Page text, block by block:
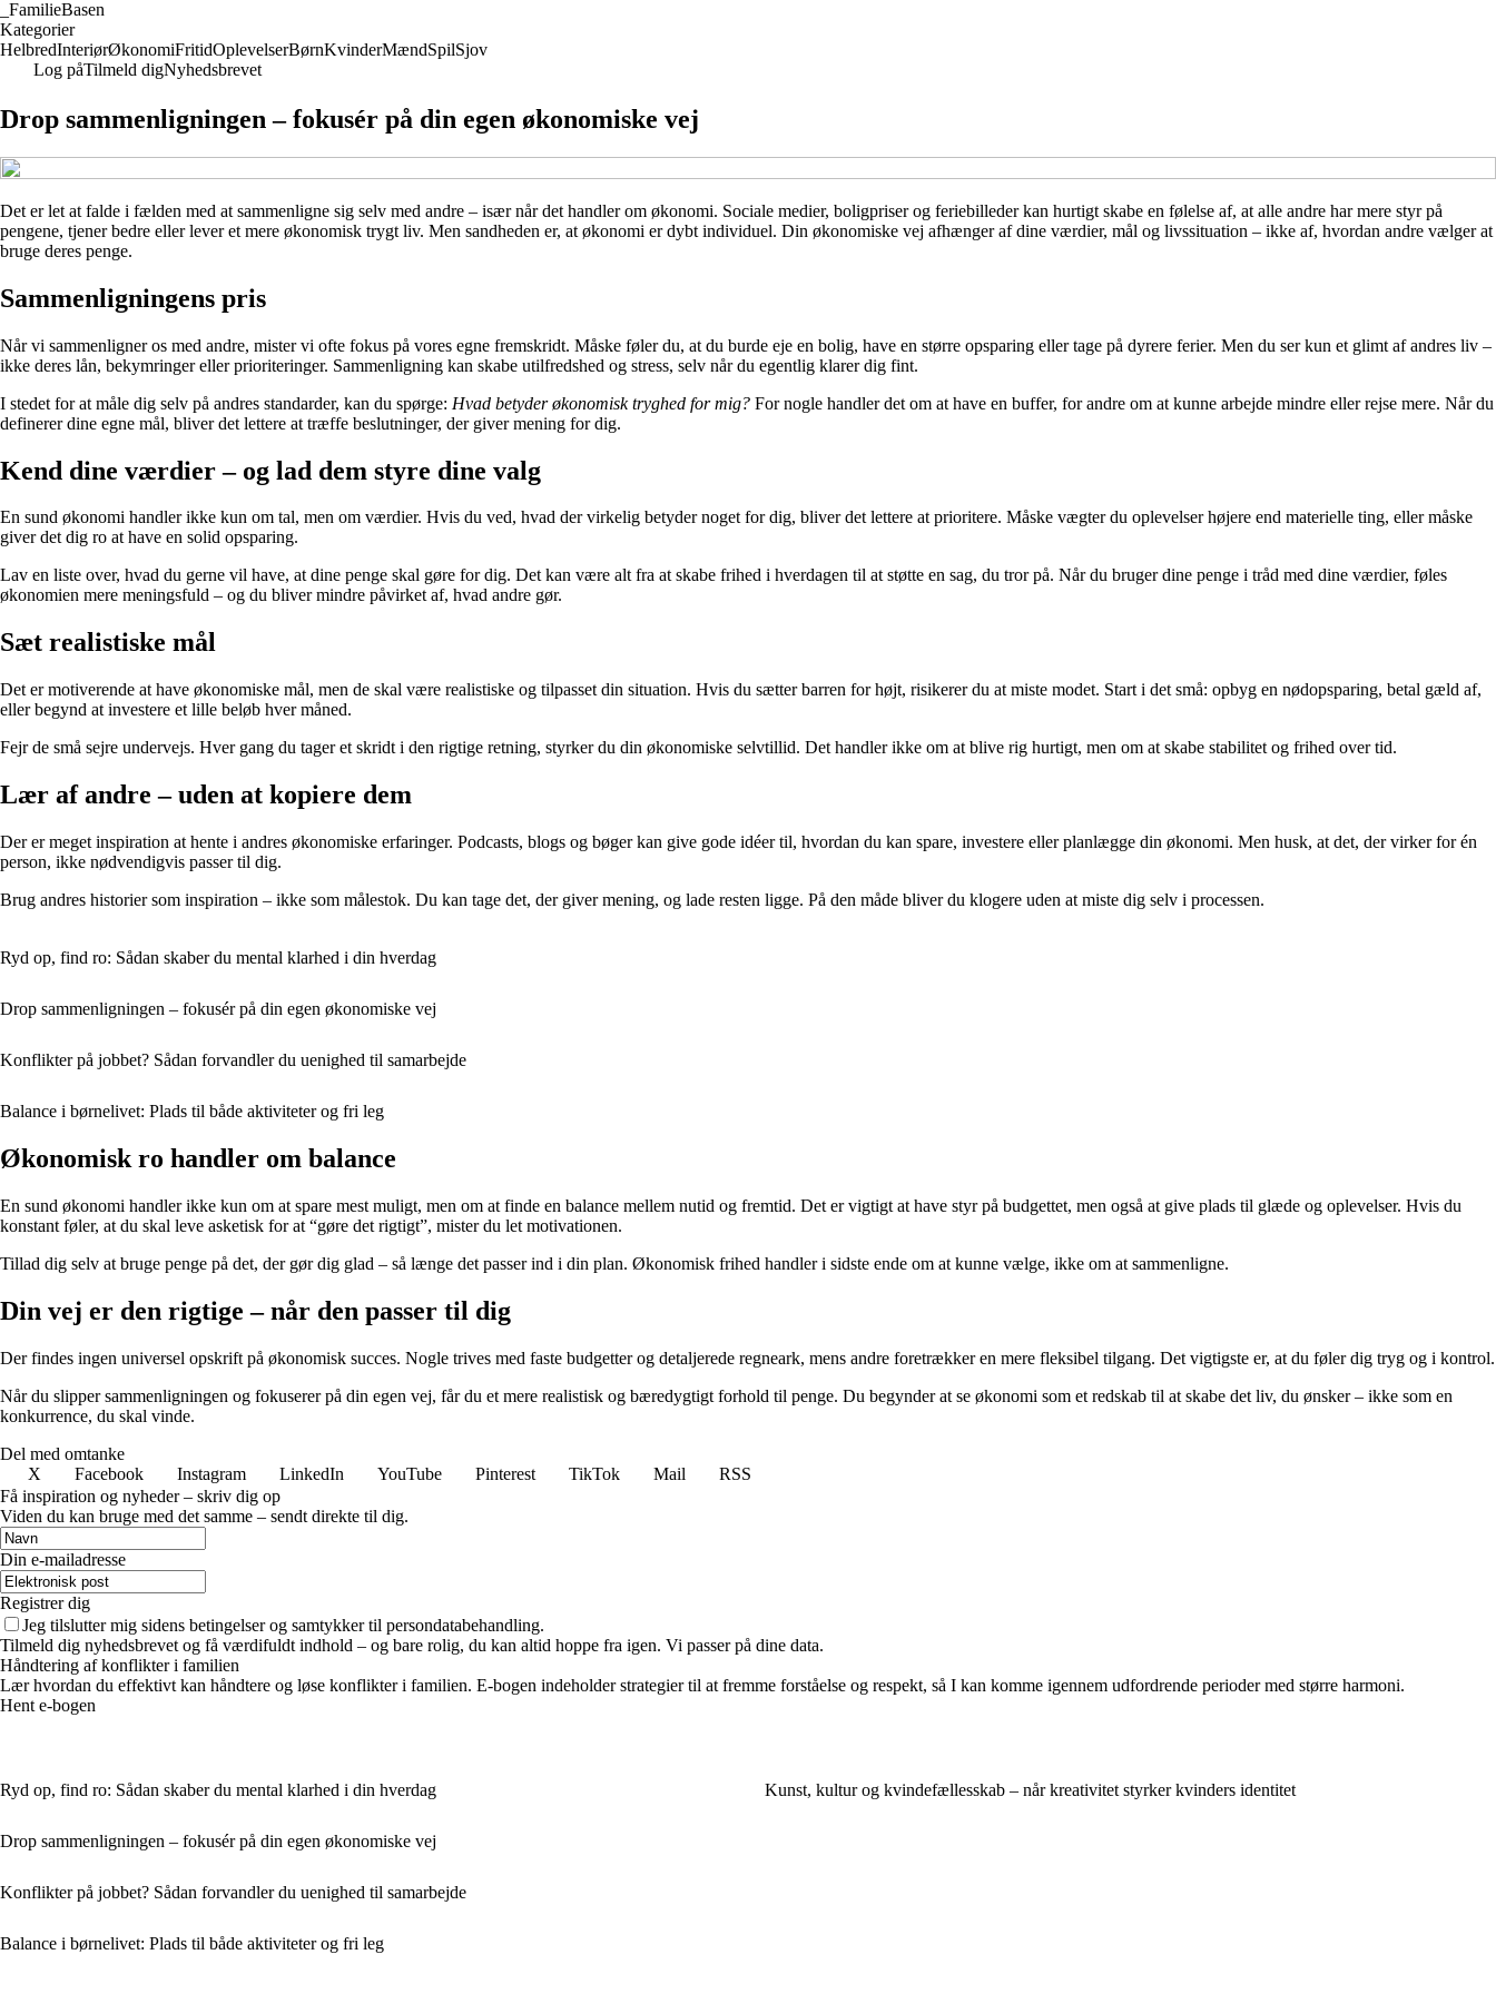
FamilieBasen
Kategorier
HelbredInteriørØkonomiFritidOplevelserBørnKvinderMændSpilSjov
Log påTilmeld digNyhedsbrevet
Drop sammenligningen – fokusér på din egen økonomiske vej
Det er let at falde i fælden med at sammenligne sig selv med andre – især når det handler om økonomi. Sociale medier, boligpriser og feriebilleder kan hurtigt skabe en følelse af, at alle andre har mere styr på
pengene, tjener bedre eller lever et mere økonomisk trygt liv. Men sandheden er, at økonomi er dybt individuel. Din økonomiske vej afhænger af dine værdier, mål og livssituation – ikke af, hvordan andre vælger at
bruge deres penge.
Sammenligningens pris
Når vi sammenligner os med andre, mister vi ofte fokus på vores egne fremskridt. Måske føler du, at du burde eje en bolig, have en større opsparing eller tage på dyrere ferier. Men du ser kun et glimt af andres liv –
ikke deres lån, bekymringer eller prioriteringer. Sammenligning kan skabe utilfredshed og stress, selv når du egentlig klarer dig fint.
I stedet for at måle dig selv på andres standarder, kan du spørge: Hvad betyder økonomisk tryghed for mig? For nogle handler det om at have en buffer, for andre om at kunne arbejde mindre eller rejse mere. Når du
definerer dine egne mål, bliver det lettere at træffe beslutninger, der giver mening for dig.
Kend dine værdier – og lad dem styre dine valg
En sund økonomi handler ikke kun om tal, men om værdier. Hvis du ved, hvad der virkelig betyder noget for dig, bliver det lettere at prioritere. Måske vægter du oplevelser højere end materielle ting, eller måske
giver det dig ro at have en solid opsparing.
Lav en liste over, hvad du gerne vil have, at dine penge skal gøre for dig. Det kan være alt fra at skabe frihed i hverdagen til at støtte en sag, du tror på. Når du bruger dine penge i tråd med dine værdier, føles
økonomien mere meningsfuld – og du bliver mindre påvirket af, hvad andre gør.
Sæt realistiske mål
Det er motiverende at have økonomiske mål, men de skal være realistiske og tilpasset din situation. Hvis du sætter barren for højt, risikerer du at miste modet. Start i det små: opbyg en nødopsparing, betal gæld af,
eller begynd at investere et lille beløb hver måned.
Fejr de små sejre undervejs. Hver gang du tager et skridt i den rigtige retning, styrker du din økonomiske selvtillid. Det handler ikke om at blive rig hurtigt, men om at skabe stabilitet og frihed over tid.
Lær af andre – uden at kopiere dem
Der er meget inspiration at hente i andres økonomiske erfaringer. Podcasts, blogs og bøger kan give gode idéer til, hvordan du kan spare, investere eller planlægge din økonomi. Men husk, at det, der virker for én
person, ikke nødvendigvis passer til dig.
Brug andres historier som inspiration – ikke som målestok. Du kan tage det, der giver mening, og lade resten ligge. På den måde bliver du klogere uden at miste dig selv i processen.
Ryd op, find ro: Sådan skaber du mental klarhed i din hverdag
Drop sammenligningen – fokusér på din egen økonomiske vej
Konflikter på jobbet? Sådan forvandler du uenighed til samarbejde
Balance i børnelivet: Plads til både aktiviteter og fri leg
Økonomisk ro handler om balance
En sund økonomi handler ikke kun om at spare mest muligt, men om at finde en balance mellem nutid og fremtid. Det er vigtigt at have styr på budgettet, men også at give plads til glæde og oplevelser. Hvis du
konstant føler, at du skal leve asketisk for at “gøre det rigtigt”, mister du let motivationen.
Tillad dig selv at bruge penge på det, der gør dig glad – så længe det passer ind i din plan. Økonomisk frihed handler i sidste ende om at kunne vælge, ikke om at sammenligne.
Din vej er den rigtige – når den passer til dig
Der findes ingen universel opskrift på økonomisk succes. Nogle trives med faste budgetter og detaljerede regneark, mens andre foretrækker en mere fleksibel tilgang. Det vigtigste er, at du føler dig tryg og i kontrol.
Når du slipper sammenligningen og fokuserer på din egen vej, får du et mere realistisk og bæredygtigt forhold til penge. Du begynder at se økonomi som et redskab til at skabe det liv, du ønsker – ikke som en
konkurrence, du skal vinde.
Del med omtanke
X
Facebook Instagram LinkedIn YouTube Pinterest TikTok Mail
RSS
Få inspiration og nyheder – skriv dig op
Viden du kan bruge med det samme – sendt direkte til dig.
Din e-mailadresse
Registrer dig
Jeg tilslutter mig sidens betingelser og samtykker til persondatabehandling.
Tilmeld dig nyhedsbrevet og få værdifuldt indhold – og bare rolig, du kan altid hoppe fra igen. Vi passer på dine data.
Håndtering af konflikter i familien
Lær hvordan du effektivt kan håndtere og løse konflikter i familien. E-bogen indeholder strategier til at fremme forståelse og respekt, så I kan komme igennem udfordrende perioder med større harmoni.
Hent e-bogen
Ryd op, find ro: Sådan skaber du mental klarhed i din hverdag
Drop sammenligningen – fokusér på din egen økonomiske vej
Konflikter på jobbet? Sådan forvandler du uenighed til samarbejde
Balance i børnelivet: Plads til både aktiviteter og fri leg
Kunst, kultur og kvindefællesskab – når kreativitet styrker kvinders identitet